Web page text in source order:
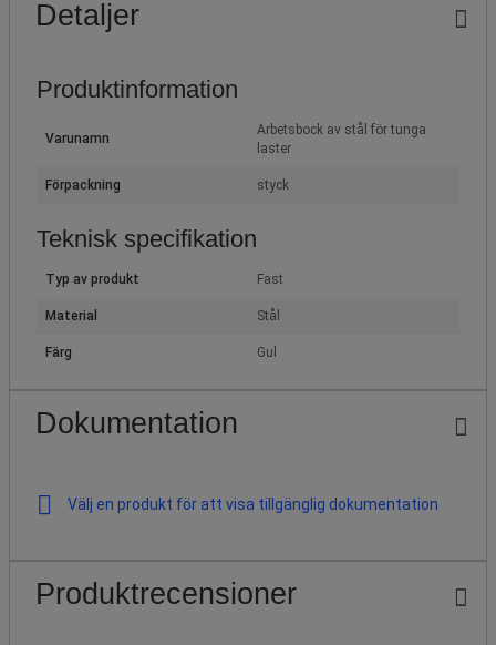
Detaljer
Produktinformation
Varunamn
Arbetsbock av stål för tunga
laster
Förpackning styck
Teknisk specifikation
Typ av produkt Fast
Material Stål
Färg Gul
Dokumentation
Välj en produkt för att visa tillgänglig dokumentation
Produktrecensioner